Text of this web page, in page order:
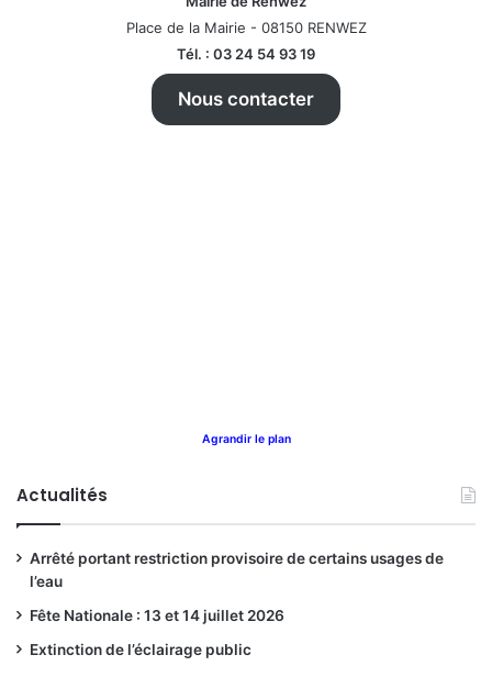
Place de la Mairie - 08150 RENWEZ
Tél. : 03 24 54 93 19
Nous contacter
Agrandir le plan
Actualités
Arrêté portant restriction provisoire de certains usages de
l’eau
Fête Nationale : 13 et 14 juillet 2026
Extinction de l’éclairage public